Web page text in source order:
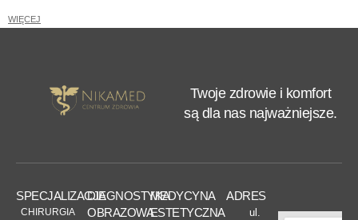
WIĘCEJ
Twoje zdrowie i komfort
są dla nas najważniejsze.
SPECJALIZACJE
CHIRURGIA
DIAGNOSTYKA
OBRAZOWA
MEDYCYNA
ESTETYCZNA
ADRES
ul.